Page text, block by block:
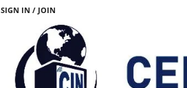
SIGN IN / JOIN